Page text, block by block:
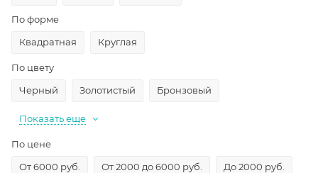
По форме
Квадратная
Круглая
По цвету
Черный
Золотистый Бронзовый
Показать еще
По цене
От 6000 руб.
От 2000 до 6000 руб. До 2000 руб.